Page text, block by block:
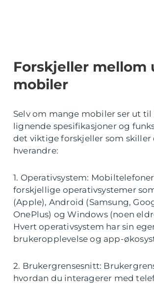
Forskjeller mellom
mobiler
Selv om mange mobiler ser ut til
lignende spesifikasjoner og
det viktige forskjeller som skiller
hverandre:
1. Operativsystem:
forskjellige operativsystemer
(Apple), Android (Samsung,
OnePlus) og Windows (noen
Hvert operativsystem har sin
brukeropplevelse og app-
2. Brukergrensesnitt:
hvordan du interagerer med